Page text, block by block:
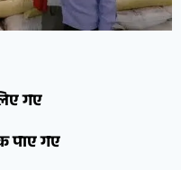
गए
पाए गए